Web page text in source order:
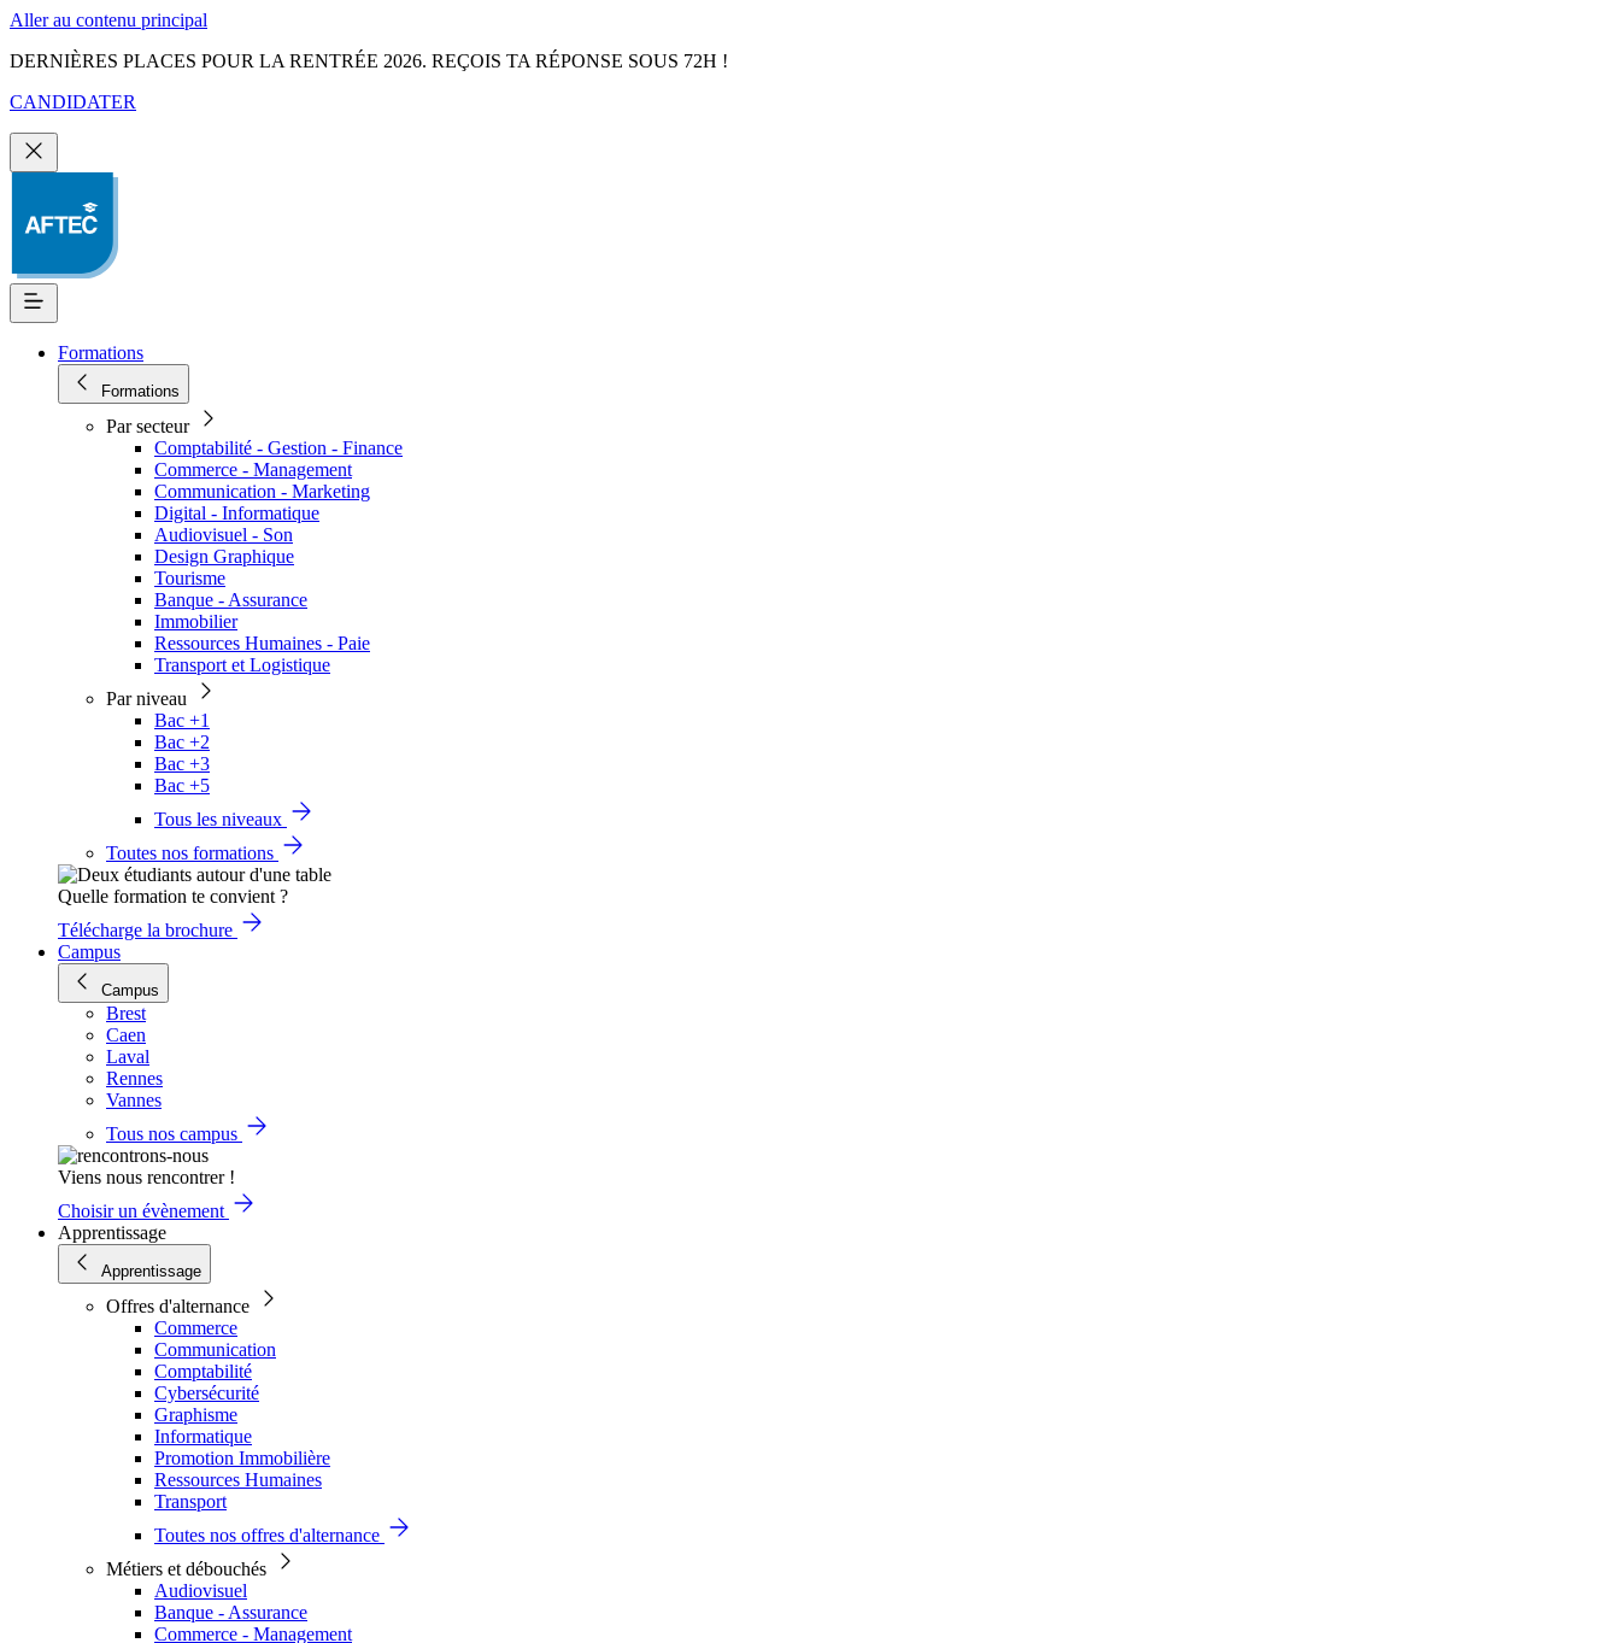
Aller au contenu principal
DERNIÈRES PLACES POUR LA RENTRÉE 2026. REÇOIS TA RÉPONSE SOUS 72H !
CANDIDATER
Formations
Formations
Par secteur
Comptabilité - Gestion - Finance
Commerce - Management
Communication - Marketing
Digital - Informatique
Audiovisuel - Son
Design Graphique
Tourisme
Banque - Assurance
Immobilier
Ressources Humaines - Paie
Transport et Logistique
Par niveau
Bac +1
Bac +2
Bac +3
Bac +5
Tous les niveaux
Toutes nos formations
Quelle formation te convient ?
Télécharge la brochure
Campus
Campus
Brest
Caen
Laval
Rennes
Vannes
Tous nos campus
Viens nous rencontrer !
Choisir un évènement
Apprentissage
Apprentissage
Offres d'alternance
Commerce
Communication
Comptabilité
Cybersécurité
Graphisme
Informatique
Promotion Immobilière
Ressources Humaines
Transport
Toutes nos offres d'alternance
Métiers et débouchés
Audiovisuel
Banque - Assurance
Commerce - Management